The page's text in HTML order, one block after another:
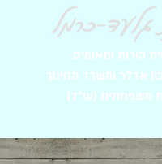
הורות ותאומים
אדלר ומשרד החינוך
משפחתית (עו"ד)